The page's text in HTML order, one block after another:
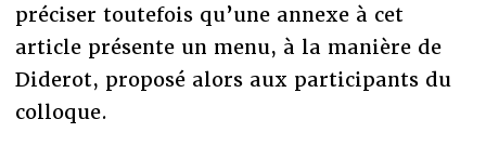
préciser toutefois qu’une annexe à cet
article présente un menu, à la manière de
Diderot, proposé alors aux participants du
colloque.